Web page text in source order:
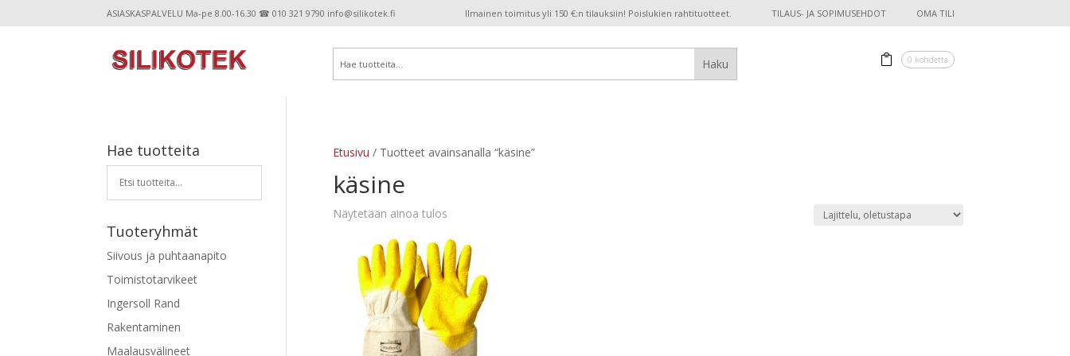
ASIASKASPALVELU Ma-pe 8.00-16.30 ☎ 010 321 9790 info@silikotek.fi Ilmainen toimitus yli 150 €:n tilauksiin! Poislukien rahtituotteet. TILAUS- JA SOPIMUSEHDOT OMA TILI
0 kohdetta
Etusivu / Tuotteet avainsanalla “käsine”
käsine
Näytetään ainoa tulos
Hae tuotteita
Tuoteryhmät
Siivous ja puhtaanapito
Toimistotarvikeet
Ingersoll Rand
Rakentaminen
Maalausvälineet